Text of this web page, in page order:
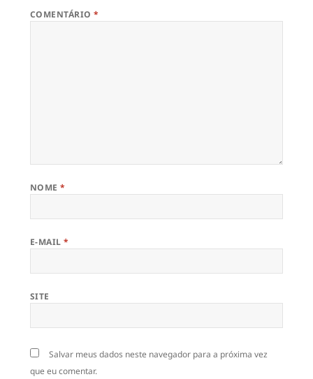
COMENTÁRIO*
NOME*
E-MAIL*
SITE
Salvar meus dados neste navegador para a próxima vez
que eu comentar.